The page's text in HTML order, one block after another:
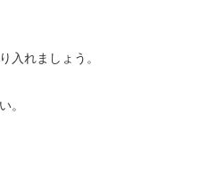
入れましょう。
。